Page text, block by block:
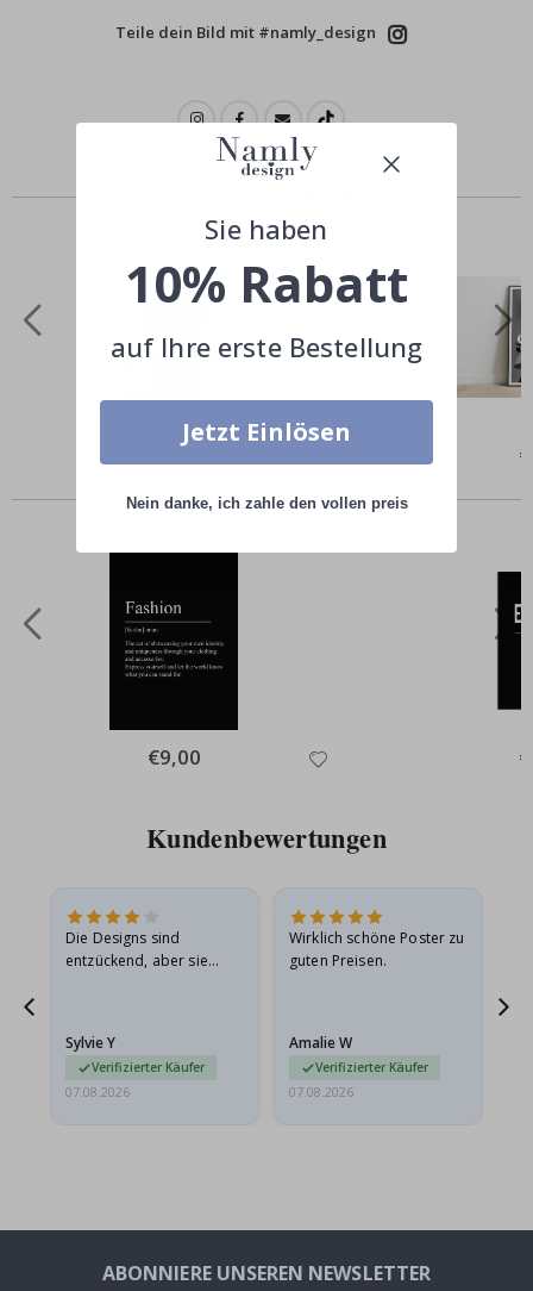
Teile dein Bild mit #namly_design
Special
Price
€9,00
Andere kauften auch
Special
Price
€9,00
Kundenbewertungen
Die Designs sind
entzückend, aber sie
sie…
Sylvie Y
Verifizierter Käufer
07.08.2026
Wirklich schöne Poster zu
guten Preisen.
Amalie W
Verifizierter Käufer
07.08.2026
ABONNIERE UNSEREN NEWSLETTER
Sie haben
10% Rabatt
auf Ihre erste Bestellung
Jetzt Einlösen
Nein danke, ich zahle den vollen preis